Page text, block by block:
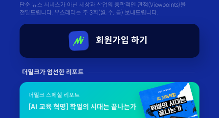
단순 뉴스 서비스가 아닌 세상과 산업의 종합적인 관점(Viewpoints)을
전달드립니다. 뷰스레터는 주 3회(월, 수, 금) 보내드립니다.
회원가입 하기
더밀크가 엄선한 리포트
더밀크 스페셜 리포트
[AI 교육 혁명] 학벌의 시대는 끝나는가